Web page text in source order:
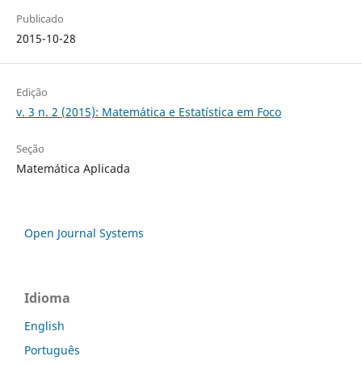
Publicado
2015-10-28
Edição
v. 3 n. 2 (2015): Matemática e Estatística em Foco
Seção
Matemática Aplicada
Open Journal Systems
Idioma
English
Português